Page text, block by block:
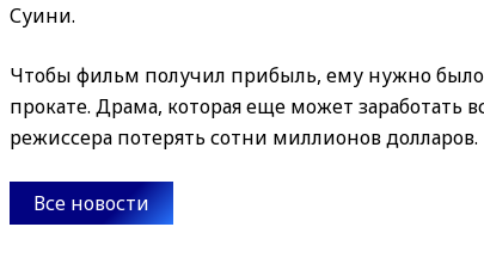
Суини.
Чтобы фильм получил прибыль, ему нужно было
прокате. Драма, которая еще может заработать
режиссера потерять сотни миллионов долларов.
Все новости